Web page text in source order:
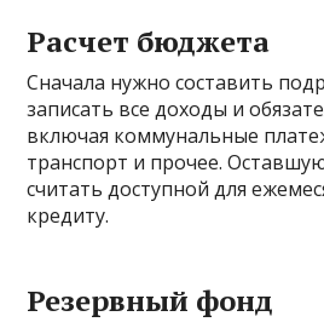
Расчет бюджета
Сначала нужно составить
записать все доходы и
включая коммунальные
транспорт и прочее.
считать доступной для
кредиту.
Резервный фонд